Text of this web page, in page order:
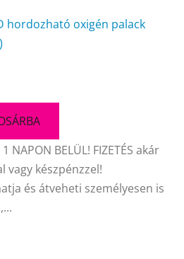
hordozható oxigén palack
NAPON BELÜL! FIZETÉS akár
vagy készpénzzel!
és átveheti személyesen is